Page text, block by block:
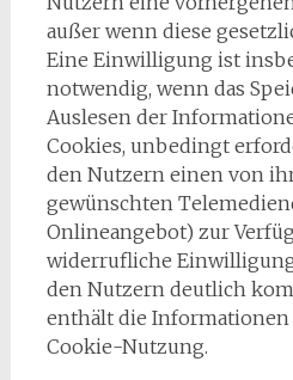
außer wenn diese
Eine Einwilligung ist
notwendig, wenn das
Auslesen der
Cookies, unbedingt
den Nutzern einen von
gewünschten
Onlineangebot) zur
widerrufliche
den Nutzern deutlich
enthält die
Cookie-Nutzung.